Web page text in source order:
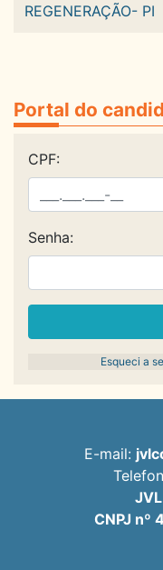
REGENERAÇÃO- PI
Portal do
CPF:
Senha:
Esqueci a
E-mail:
CNPJ